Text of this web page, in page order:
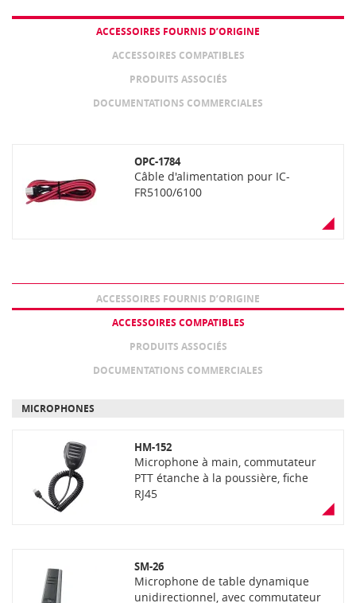
ACCESSOIRES FOURNIS D’ORIGINE
ACCESSOIRES COMPATIBLES
PRODUITS ASSOCIÉS
DOCUMENTATIONS COMMERCIALES
OPC-1784
Câble d'alimentation pour IC-
FR5100/6100
ACCESSOIRES FOURNIS D’ORIGINE
ACCESSOIRES COMPATIBLES
PRODUITS ASSOCIÉS
DOCUMENTATIONS COMMERCIALES
MICROPHONES
HM-152
Microphone à main, commutateur
PTT étanche à la poussière, fiche
RJ45
SM-26
Microphone de table dynamique
unidirectionnel, avec commutateur